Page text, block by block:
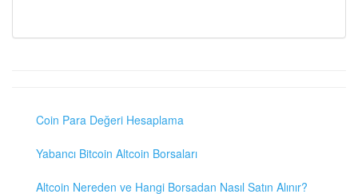
Coin Para Değeri Hesaplama
Yabancı Bitcoin Altcoin Borsaları
Altcoin Nereden ve Hangi Borsadan Nasıl Satın Alınır?